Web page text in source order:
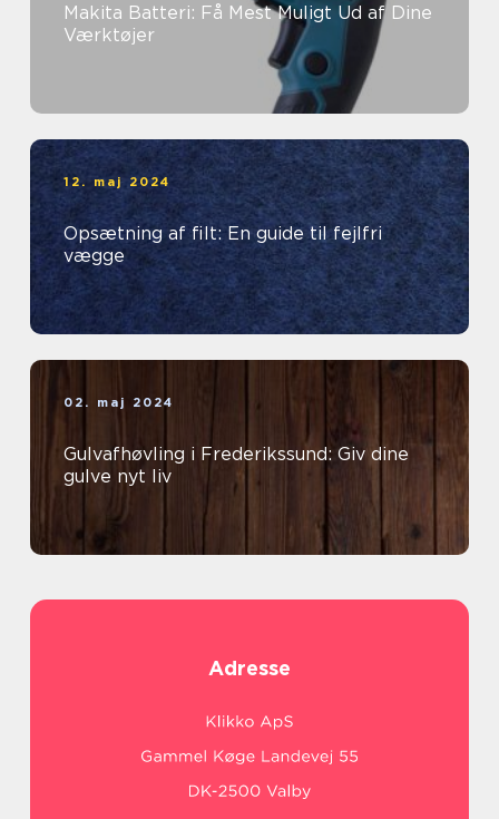
Makita Batteri: Få Mest Muligt Ud af Dine
Værktøjer
12. maj 2024
Opsætning af filt: En guide til fejlfri
vægge
02. maj 2024
Gulvafhøvling i Frederikssund: Giv dine
gulve nyt liv
Adresse